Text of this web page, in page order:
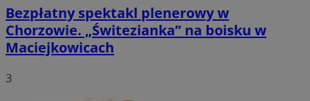
Bezpłatny spektakl plenerowy w
Chorzowie. „Świtezianka” na boisku w
Maciejkowicach
3